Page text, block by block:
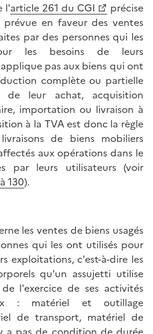
l'article 261 du CGI
précise
en faveur des ventes
par des personnes qui les
les besoins de leurs
pas aux biens qui ont
complète ou partielle
leur achat, acquisition
importation ou livraison à
à la TVA est donc la règle
de biens mobiliers
aux opérations dans le
par leurs utilisateurs (voir
130).
les ventes de biens usagés
qui les ont utilisés pour
exploitations, c'est-à-dire les
qu'un assujetti utilise
l'exercice de ses activités
: matériel et outillage
de transport, matériel de